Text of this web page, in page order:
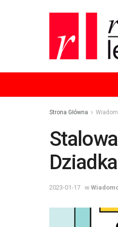
Strona Główna
2023-01-17 w